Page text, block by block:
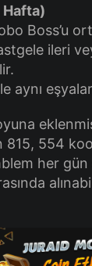
Hafta)
Boss’u
ileri
aynı
815, 554
her